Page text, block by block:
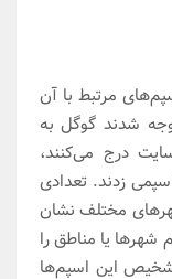
مرتبط با آن
شدند گوگل به
درج می‌کنند،
زدند. تعدادی
مختلف نشان
شهرها یا مناطق را
این اسپم‌ها